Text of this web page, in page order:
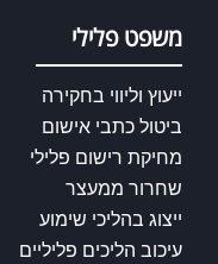
משפט פלילי
ייעוץ וליווי בחקירה
ביטול כתבי אישום
מחיקת רישום פלילי
שחרור ממעצר
ייצוג בהליכי שימוע
עיכוב הליכים פליליים